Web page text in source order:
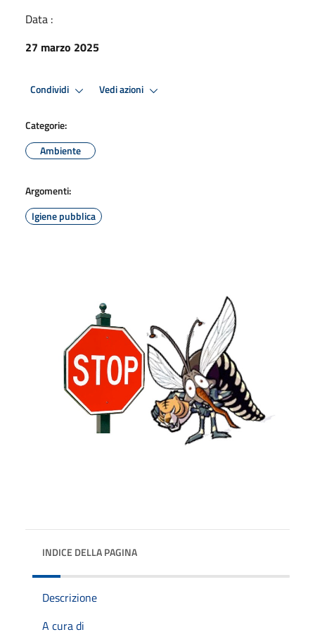
Data :
27 marzo 2025
Condividi Vedi azioni
Categorie:
Ambiente
Argomenti:
Igiene pubblica
INDICE DELLA PAGINA
Descrizione
A cura di